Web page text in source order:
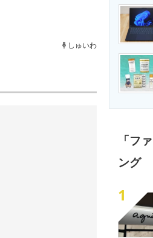
しゅいわ
「フ
ング
1